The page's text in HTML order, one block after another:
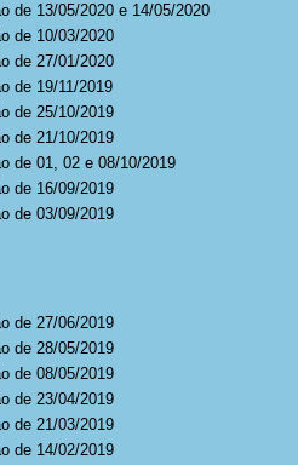
de 13/05/2020 e 14/05/2020
de 10/03/2020
de 27/01/2020
de 19/11/2019
de 25/10/2019
de 21/10/2019
de 01, 02 e 08/10/2019
de 16/09/2019
de 03/09/2019
de 27/06/2019
de 28/05/2019
de 08/05/2019
de 23/04/2019
de 21/03/2019
de 14/02/2019